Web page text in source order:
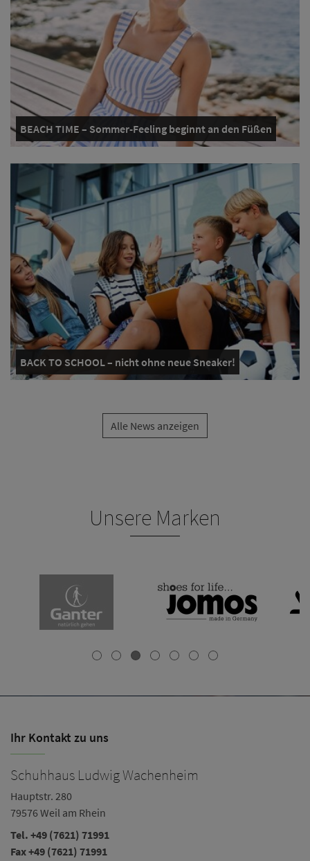
BEACH TIME – Sommer-Feeling beginnt an den Füßen
BACK TO SCHOOL – nicht ohne neue Sneaker!
Alle News anzeigen
Unsere Marken
Ihr Kontakt zu uns
Schuhhaus Ludwig Wachenheim
Hauptstr. 280
79576 Weil am Rhein
Tel. +49 (7621) 71991
Fax +49 (7621) 71991